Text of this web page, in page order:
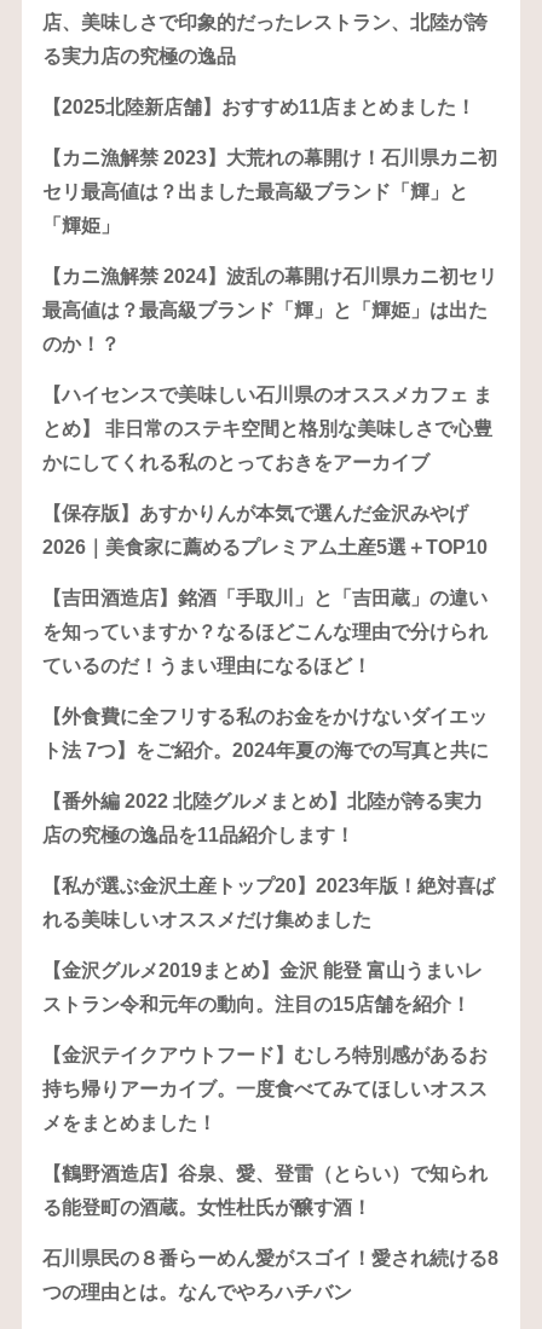
店、美味しさで印象的だったレストラン、北陸が誇
る実力店の究極の逸品
【2025北陸新店舗】おすすめ11店まとめました！
【カニ漁解禁 2023】大荒れの幕開け！石川県カニ初
セリ最高値は？出ました最高級ブランド「輝」と
「輝姫」
【カニ漁解禁 2024】波乱の幕開け石川県カニ初セリ
最高値は？最高級ブランド「輝」と「輝姫」は出た
のか！？
【ハイセンスで美味しい石川県のオススメカフェ ま
とめ】 非日常のステキ空間と格別な美味しさで心豊
かにしてくれる私のとっておきをアーカイブ
【保存版】あすかりんが本気で選んだ金沢みやげ
2026｜美食家に薦めるプレミアム土産5選＋TOP10
【吉田酒造店】銘酒「手取川」と「吉田蔵」の違い
を知っていますか？なるほどこんな理由で分けられ
ているのだ！うまい理由になるほど！
【外食費に全フリする私のお金をかけないダイエッ
ト法 7つ】をご紹介。2024年夏の海での写真と共に
【番外編 2022 北陸グルメまとめ】北陸が誇る実力
店の究極の逸品を11品紹介します！
【私が選ぶ金沢土産トップ20】2023年版！絶対喜ば
れる美味しいオススメだけ集めました
【金沢グルメ2019まとめ】金沢 能登 富山うまいレ
ストラン令和元年の動向。注目の15店舗を紹介！
【金沢テイクアウトフード】むしろ特別感があるお
持ち帰りアーカイブ。一度食べてみてほしいオスス
メをまとめました！
【鶴野酒造店】谷泉、愛、登雷（とらい）で知られ
る能登町の酒蔵。女性杜氏が醸す酒！
石川県民の８番らーめん愛がスゴイ！愛され続ける8
つの理由とは。なんでやろハチバン